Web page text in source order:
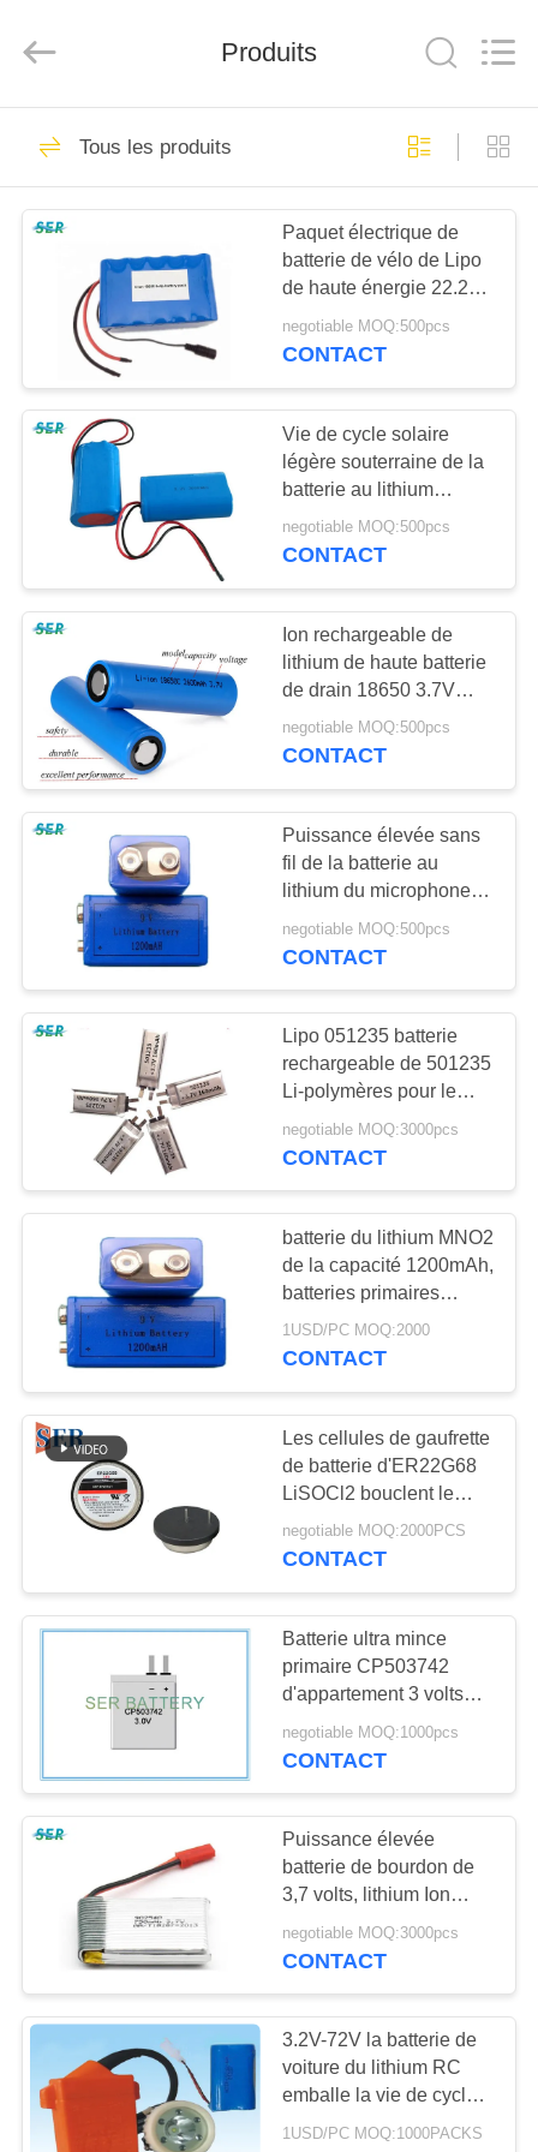
MAISON
PRODUITS
SUJET
NOUS
VISITE
D'USINE
CONTRÔLE
DE
QUALITÉ
CONTACTEZ-
NOUS
NOUVELLES
DEMANDEZ
UNE
CITATION
PLAN
PRIVACY
POLICY
Battery
Technology
Batterie de Li
156
Batterie du lithium
MNO2
14
Batterie de
polymère de lithium
batterie au lithium
9v
6
batterie d'ion de
lithium
Batterie au lithium
LifePO4
12
Paquet électrique
de batterie de vélo
Batterie de voiture
de RC
Produits
Tous les produits
Paquet électrique de
batterie de vélo de Lipo
de haute énergie 22.2V
24Ah pour les véhicules
militaires de bicyclette
negotiable MOQ:500pcs
CONTACT
Vie de cycle solaire
légère souterraine de la
batterie au lithium
LiFePO4 la longue
18650 3.2v 3000mah
negotiable MOQ:500pcs
CONTACT
Ion rechargeable de
lithium de haute batterie
de drain 18650 3.7V
2600mah pour des
lampes/lanternes
negotiable MOQ:500pcs
CONTACT
Puissance élevée sans
fil de la batterie au
lithium du microphone
9V CR9V 800mAh
aucune cellule de
negotiable MOQ:500pcs
CONTACT
Lipo 051235 batterie
rechargeable de 501235
Li-polymères pour le
mobile de Mp3 GPS
PSP électronique
negotiable MOQ:3000pcs
CONTACT
batterie du lithium MNO2
de la capacité 1200mAh,
batteries primaires
CR9V de manganèse de
Li MnO2 aa
1USD/PC MOQ:2000
CONTACT
Les cellules de gaufrette
de batterie d'ER22G68
LiSOCl2 bouclent le
type 3.6V non
rechargeable
negotiable MOQ:2000PCS
CONTACT
Batterie ultra mince
primaire CP503742
d'appartement 3 volts
pour le dispositif
électrique portable
negotiable MOQ:1000pcs
CONTACT
Puissance élevée
batterie de bourdon de
3,7 volts, lithium Ion
Battery de 902540
bourdons avec le PCM
negotiable MOQ:3000pcs
CONTACT
3.2V-72V la batterie de
voiture du lithium RC
emballe la vie de cycle
2300mAh 1500 pour les
1USD/PC MOQ:1000PACKS